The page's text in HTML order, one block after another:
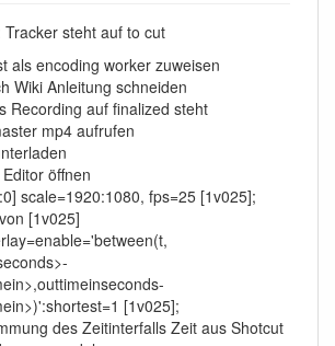
steht auf to cut
als encoding worker zuweisen
Wiki Anleitung schneiden
Recording auf finalized steht
mp4 aufrufen
öffnen
scale=1920:1080, fps=25 [1v025];
[1v025]
[1v025];
des Zeitinterfalls Zeit aus Shotcut